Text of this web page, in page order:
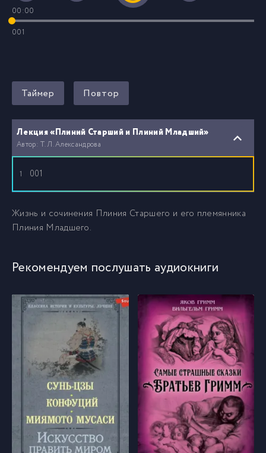
00:00
001
Таймер Повтор
Лекция «Плиний Старший и Плиний Младший»
Автор: Т. Л. Александрова
1 001
Жизнь и сочинения Плиния Старшего и его племянника
Плиния Младшего.
Рекомендуем послушать аудиокниги